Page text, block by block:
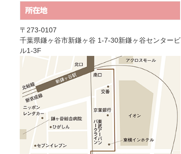
所在地
〒273-0107
千葉県鎌ヶ谷市新鎌ヶ谷 1-7-30新鎌ヶ谷センタービ
ル1-3F